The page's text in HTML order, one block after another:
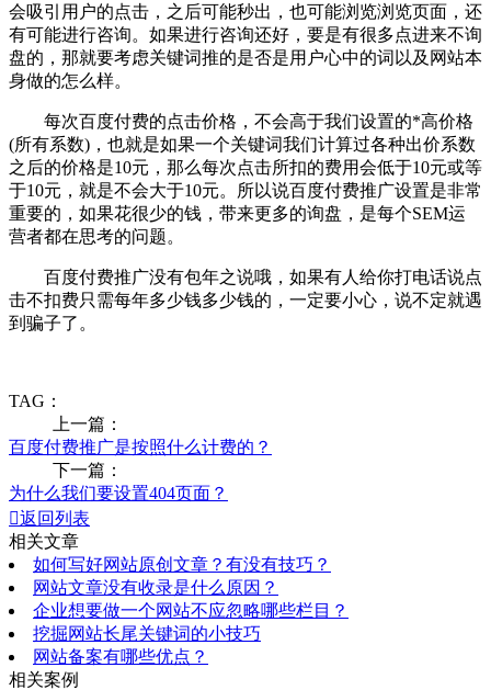
会吸引用户的点击，之后可能秒出，也可能浏览浏览页面，还
有可能进行咨询。如果进行咨询还好，要是有很多点进来不询
盘的，那就要考虑关键词推的是否是用户心中的词以及网站本
身做的怎么样。
每次百度付费的点击价格，不会高于我们设置的*高价格
(所有系数)，也就是如果一个关键词我们计算过各种出价系数
之后的价格是10元，那么每次点击所扣的费用会低于10元或等
于10元，就是不会大于10元。所以说百度付费推广设置是非常
重要的，如果花很少的钱，带来更多的询盘，是每个SEM运
营者都在思考的问题。
百度付费推广没有包年之说哦，如果有人给你打电话说点
击不扣费只需每年多少钱多少钱的，一定要小心，说不定就遇
到骗子了。
TAG：
上一篇：
百度付费推广是按照什么计费的？
下一篇：
为什么我们要设置404页面？
返回列表
相关文章
如何写好网站原创文章？有没有技巧？
网站文章没有收录是什么原因？
企业想要做一个网站不应忽略哪些栏目？
挖掘网站长尾关键词的小技巧
网站备案有哪些优点？
相关案例